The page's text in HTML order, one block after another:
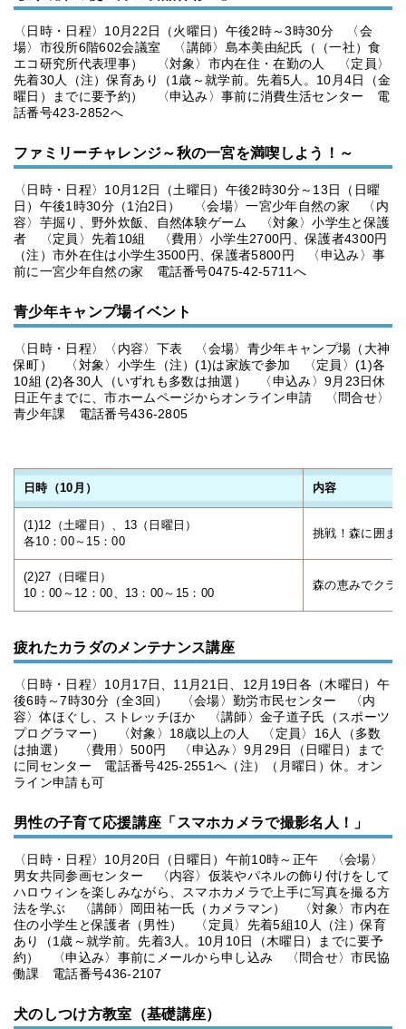
〈日時・日程〉10月22日（火曜日）午後2時～3時30分 〈会
場〉市役所6階602会議室 〈講師〉島本美由紀氏（（一社）食
エコ研究所代表理事） 〈対象〉市内在住・在勤の人 〈定員〉
先着30人（注）保育あり（1歳～就学前。先着5人。10月4日（金
曜日）までに要予約） 〈申込み〉事前に消費生活センター 電
話番号423-2852へ
ファミリーチャレンジ～秋の一宮を満喫しよう！～
〈日時・日程〉10月12日（土曜日）午後2時30分～13日（日曜
日）午後1時30分（1泊2日） 〈会場〉一宮少年自然の家 〈内
容〉芋掘り、野外炊飯、自然体験ゲーム 〈対象〉小学生と保護
者 〈定員〉先着10組 〈費用〉小学生2700円、保護者4300円
（注）市外在住は小学生3500円、保護者5800円 〈申込み〉事
前に一宮少年自然の家 電話番号0475-42-5711へ
青少年キャンプ場イベント
〈日時・日程〉〈内容〉下表 〈会場〉青少年キャンプ場（大神
保町） 〈対象〉小学生（注）(1)は家族で参加 〈定員〉(1)各
10組 (2)各30人（いずれも多数は抽選） 〈申込み〉9月23日休
日正午までに、市ホームページからオンライン申請 〈問合せ〉
青少年課 電話番号436-2805
日時（10月） 内容
(1)12（土曜日）、13（日曜日）
各10：00～15：00
挑戦！森に囲ま
(2)27（日曜日）
10：00～12：00、13：00～15：00
森の恵みでクラ
疲れたカラダのメンテナンス講座
〈日時・日程〉10月17日、11月21日、12月19日各（木曜日）午
後6時～7時30分（全3回） 〈会場〉勤労市民センター 〈内
容〉体ほぐし、ストレッチほか 〈講師〉金子道子氏（スポーツ
プログラマー） 〈対象〉18歳以上の人 〈定員〉16人（多数
は抽選） 〈費用〉500円 〈申込み〉9月29日（日曜日）まで
に同センター 電話番号425-2551へ（注）（月曜日）休。オン
ライン申請も可
男性の子育て応援講座「スマホカメラで撮影名人！」
〈日時・日程〉10月20日（日曜日）午前10時～正午 〈会場〉
男女共同参画センター 〈内容〉仮装やパネルの飾り付けをして
ハロウィンを楽しみながら、スマホカメラで上手に写真を撮る方
法を学ぶ 〈講師〉岡田祐一氏（カメラマン） 〈対象〉市内在
住の小学生と保護者（男性） 〈定員〉先着5組10人（注）保育
あり（1歳～就学前。先着3人。10月10日（木曜日）までに要予
約） 〈申込み〉事前にメールから申し込み 〈問合せ〉市民協
働課 電話番号436-2107
犬のしつけ方教室（基礎講座）